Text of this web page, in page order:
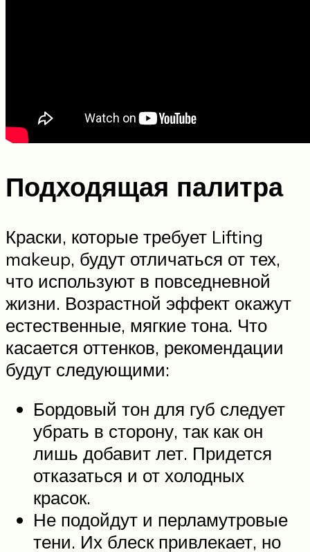
Подходящая палитра
Краски, которые требует Lifting
makeup, будут отличаться от тех,
что используют в повседневной
жизни. Возрастной эффект окажут
естественные, мягкие тона. Что
касается оттенков, рекомендации
будут следующими:
Бордовый тон для губ следует
убрать в сторону, так как он
лишь добавит лет. Придется
отказаться и от холодных
красок.
Не подойдут и перламутровые
тени. Их блеск привлекает, но